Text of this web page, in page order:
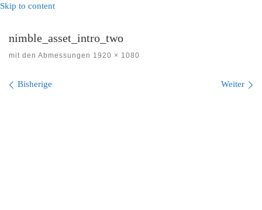
Skip to content
nimble_asset_intro_two
mit den Abmessungen 1920 × 1080
Bilder Navigation
Bisherige Weiter